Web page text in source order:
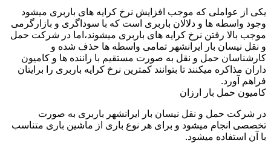
یکی از عواملی که موجب افزایش نرخ کرایه های باربری میشود
وجود واسطه ها و دلالان باربری است که با سوداگری و بازارگرمی
موجب بالا رفتن نرخ کرایه های باربری میشوند،اما در شرکت حمل
و نقل نیسان بار ایرانشهر تمامی واسطه ها حذف شده و
کارشناسان حمل و نقل به صورت مستقیم با راننده ها و کامیون
داران مذاکره میکنند تا بتوانند کمترین نرخ کرایه باربری را برایتان
فراهم آورد.
کامیون حمل بار ارزان
در شرکت حمل و نقل نیسان بار ایرانشهر باربری به صورت
تخصصی انجام میشود و برای هر نوع باری از ماشین باری متناسب
با آن استفاده میشود.